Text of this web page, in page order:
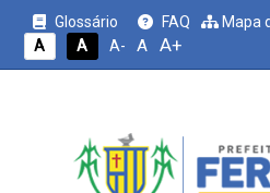
Glossário FAQ Mapa
A
A A- A A+